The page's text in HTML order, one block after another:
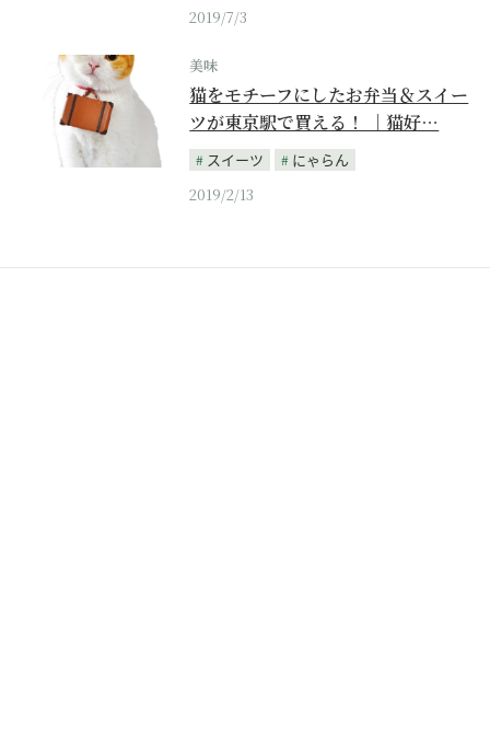
2019/7/3
美味
猫をモチーフにしたお弁当＆スイー
ツが東京駅で買える！ ｜猫好…
スイーツ
にゃらん
2019/2/13